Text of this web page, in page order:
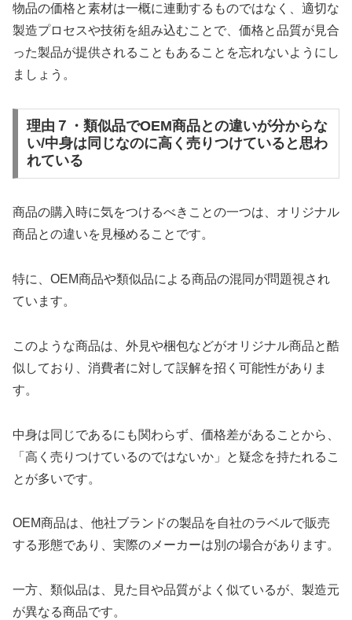
物品の価格と素材は一概に連動するものではなく、適切な
製造プロセスや技術を組み込むことで、価格と品質が見合
った製品が提供されることもあることを忘れないようにし
ましょう。
理由７・類似品でOEM商品との違いが分からな
い/中身は同じなのに高く売りつけていると思わ
れている
商品の購入時に気をつけるべきことの一つは、オリジナル
商品との違いを見極めることです。
特に、OEM商品や類似品による商品の混同が問題視され
ています。
このような商品は、外見や梱包などがオリジナル商品と酷
似しており、消費者に対して誤解を招く可能性がありま
す。
中身は同じであるにも関わらず、価格差があることから、
「高く売りつけているのではないか」と疑念を持たれるこ
とが多いです。
OEM商品は、他社ブランドの製品を自社のラベルで販売
する形態であり、実際のメーカーは別の場合があります。
一方、類似品は、見た目や品質がよく似ているが、製造元
が異なる商品です。